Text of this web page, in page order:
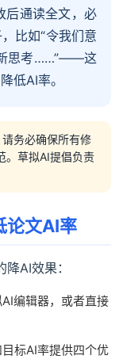
后通读全文，必
比如“令我们意
思考……”——这
低AI率。
务必确保所有修
。草拟AI提倡负责
论文AI率
AI效果：
编辑器，或者直接
标AI率提供四个优